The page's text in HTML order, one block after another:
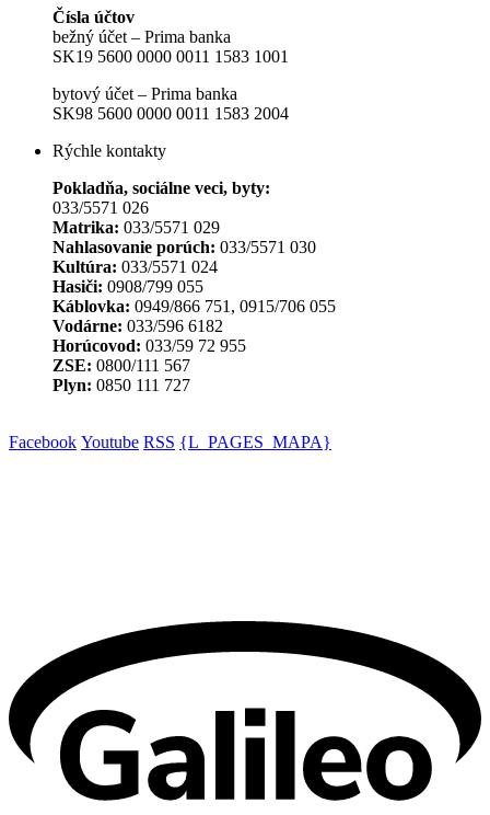
Čísla účtov
bežný účet – Prima banka
SK19 5600 0000 0011 1583 1001
bytový účet – Prima banka
SK98 5600 0000 0011 1583 2004
Rýchle kontakty
Pokladňa, sociálne veci, byty:
033/5571 026
Matrika: 033/5571 029
Nahlasovanie porúch: 033/5571 030
Kultúra: 033/5571 024
Hasiči: 0908/799 055
Káblovka: 0949/866 751, 0915/706 055
Vodárne: 033/596 6182
Horúcovod: 033/59 72 955
ZSE: 0800/111 567
Plyn: 0850 111 727
Facebook Youtube RSS {L_PAGES_MAPA}